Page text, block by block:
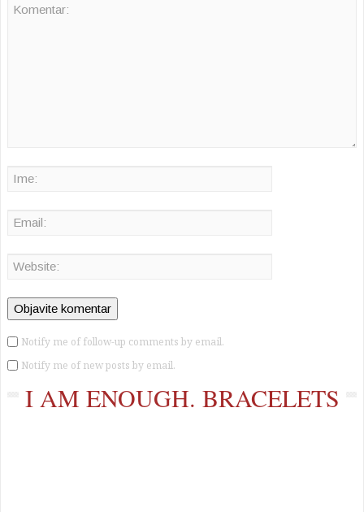
Notify me of follow-up comments by email.
Notify me of new posts by email.
I AM ENOUGH. BRACELETS